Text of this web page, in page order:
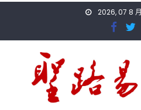
2026, 07 8